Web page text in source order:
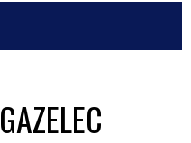
GAZELEC